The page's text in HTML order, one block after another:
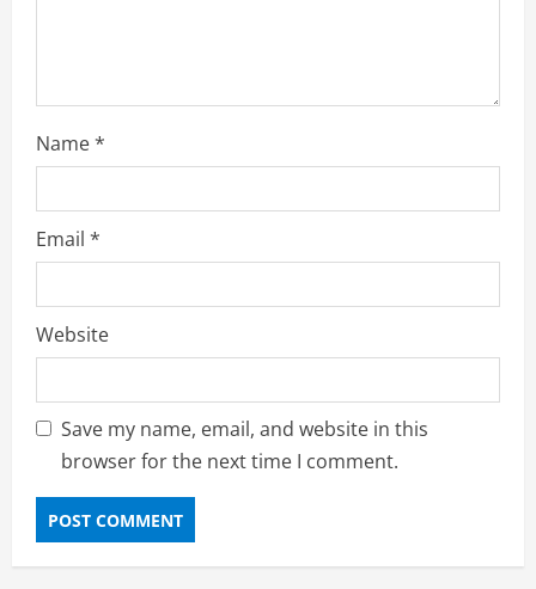
Name*
Email *
Website
Save my name, email, and website in this
browser for the next time I comment.